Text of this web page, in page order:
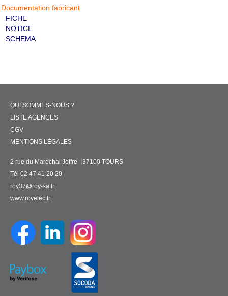
Documentation fabricant
FICHE
NOTICE
SCHEMA
QUI SOMMES-NOUS ?
LISTE AGENCES
CGV
MENTIONS LÉGALES
2 rue du Maréchal Joffre - 37100 TOURS
Tél 02 47 41 20 20
roy37@roy-sa.fr
www.royelec.fr